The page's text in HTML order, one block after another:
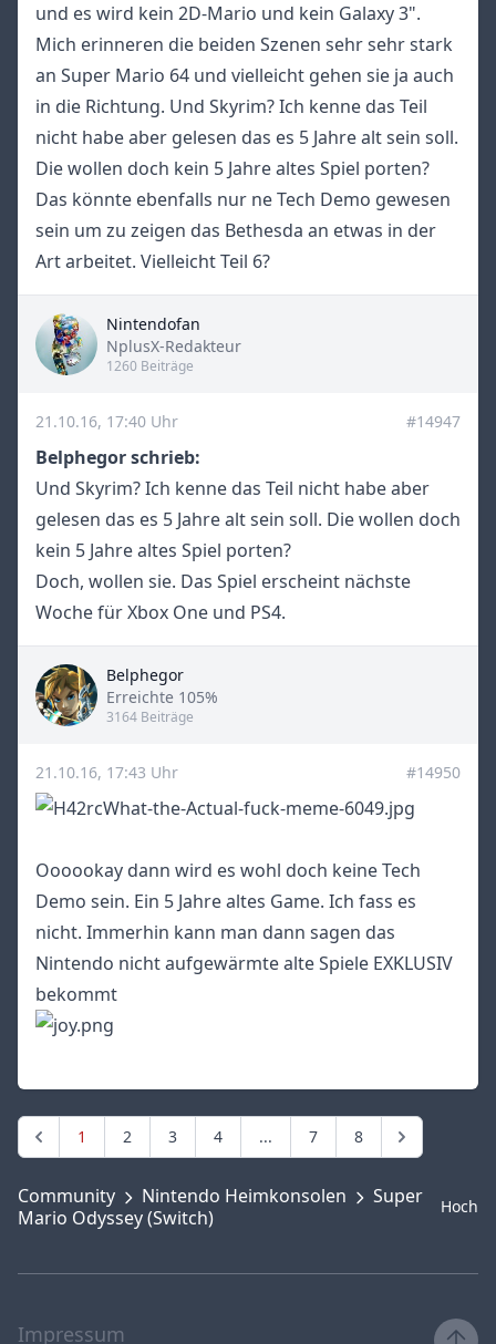
und es wird kein 2D-Mario und kein Galaxy 3".
Mich erinneren die beiden Szenen sehr sehr stark
an Super Mario 64 und vielleicht gehen sie ja auch
in die Richtung. Und Skyrim? Ich kenne das Teil
nicht habe aber gelesen das es 5 Jahre alt sein soll.
Die wollen doch kein 5 Jahre altes Spiel porten?
Das könnte ebenfalls nur ne Tech Demo gewesen
sein um zu zeigen das Bethesda an etwas in der
Art arbeitet. Vielleicht Teil 6?
Nintendofan
Title
NplusX-Redakteur
1260 Beiträge
21.10.16, 17:40 Uhr #14947
Belphegor schrieb:
Und Skyrim? Ich kenne das Teil nicht habe aber
gelesen das es 5 Jahre alt sein soll. Die wollen doch
kein 5 Jahre altes Spiel porten?
Doch, wollen sie. Das Spiel erscheint nächste
Woche für Xbox One und PS4.
Belphegor
Title
Erreichte 105%
3164 Beiträge
21.10.16, 17:43 Uhr #14950
Oooookay dann wird es wohl doch keine Tech
Demo sein. Ein 5 Jahre altes Game. Ich fass es
nicht. Immerhin kann man dann sagen das
Nintendo nicht aufgewärmte alte Spiele EXKLUSIV
bekommt
1 2 3 4 ... 7 8
Community Nintendo Heimkonsolen
Super
Mario Odyssey (Switch)
Hoch
Impressum